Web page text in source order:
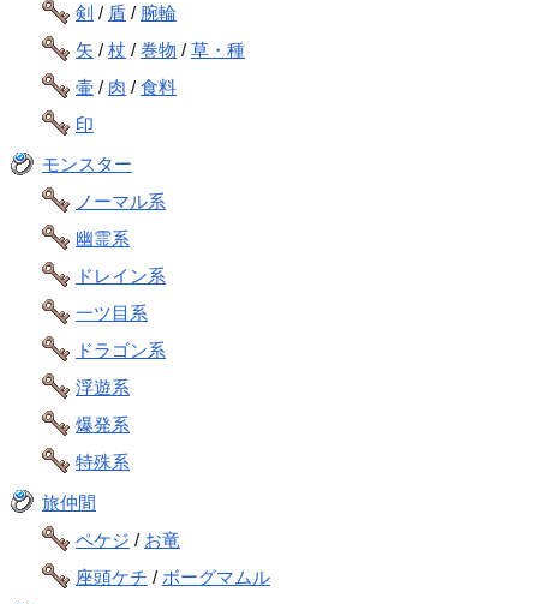
剣 / 盾 / 腕輪
矢 /杖 /巻物 /草・種
壷 / 肉 /食料
印
モンスター
ノーマル系
幽霊系
ドレイン系
一ツ目系
ドラゴン系
浮遊系
爆発系
特殊系
旅仲間
ペケジ / お竜
座頭ケチ / ボーグマムル